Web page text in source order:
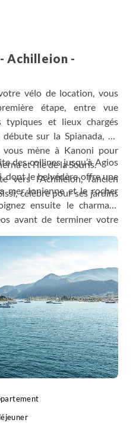
Achilleion -
vélo de location, vous
étape, entre vue
typiques et lieux chargés
sur la Spianada, au
mène à Kanoni pour
et l’île de la Souris.
vers l’Achilleion, l’ancien
célèbre pour ses jardins
des collines jusqu’à Agios
dont le belvédère offre une
mer Ionienne et le rocher
ensuite le charmant
avant de terminer votre
face à la mer.